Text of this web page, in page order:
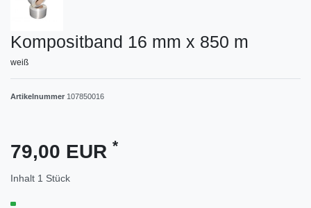
Kompositband 16 mm x 850 m
weiß
Artikelnummer 107850016
79,00 EUR *
Inhalt 1 Stück